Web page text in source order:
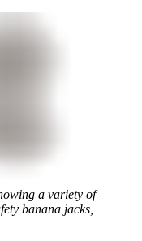
a variety of
banana jacks,